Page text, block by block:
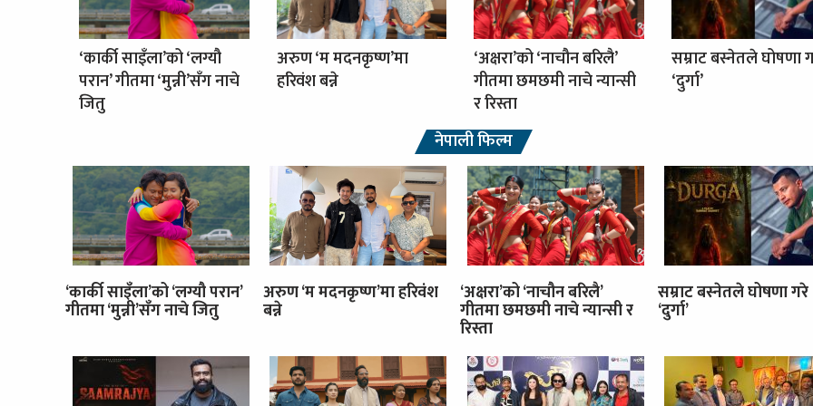
‘कार्की साइँला’को ‘लग्यौ
परान’ गीतमा ‘मुन्नी’सँग नाचे
जितु
अरुण ‘म मदनकृष्ण’मा
हरिवंश बन्ने
‘अक्षरा’को ‘नाचौन बरिलै’
गीतमा छमछमी नाचे न्यान्सी
र रिस्ता
सम्राट बस्नेतले घोषणा
‘दुर्गा’
नेपाली फिल्म
‘कार्की साइँला’को ‘लग्यौ परान’
गीतमा ‘मुन्नी’सँग नाचे जितु
अरुण ‘म मदनकृष्ण’मा हरिवंश
बन्ने
‘अक्षरा’को ‘नाचौन बरिलै’
गीतमा छमछमी नाचे न्यान्सी र
रिस्ता
सम्राट बस्नेतले घोषणा गरे
‘दुर्गा’